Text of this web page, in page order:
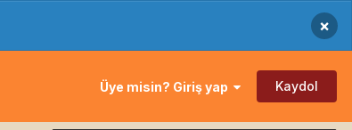
×
Üye misin? Giriş yap Kaydol